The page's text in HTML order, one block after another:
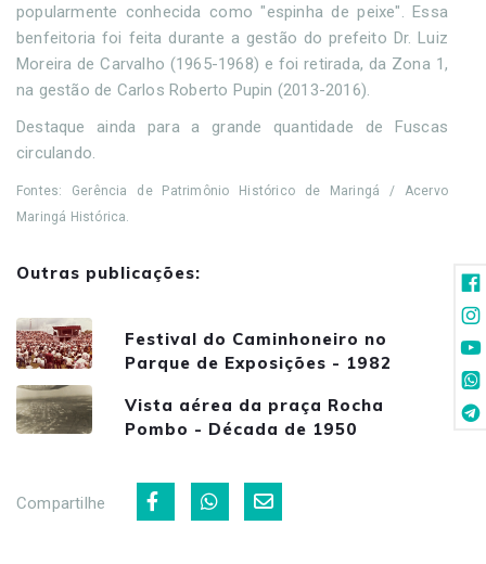
popularmente conhecida como "espinha de peixe". Essa
benfeitoria foi feita durante a gestão do prefeito Dr. Luiz
Moreira de Carvalho (1965-1968) e foi retirada, da Zona 1,
na gestão de Carlos Roberto Pupin (2013-2016).
Destaque ainda para a grande quantidade de Fuscas
circulando.
Fontes: Gerência de Patrimônio Histórico de Maringá / Acervo
Maringá Histórica.
Outras publicações:
Festival do Caminhoneiro no
Parque de Exposições - 1982
Vista aérea da praça Rocha
Pombo - Década de 1950
Compartilhe